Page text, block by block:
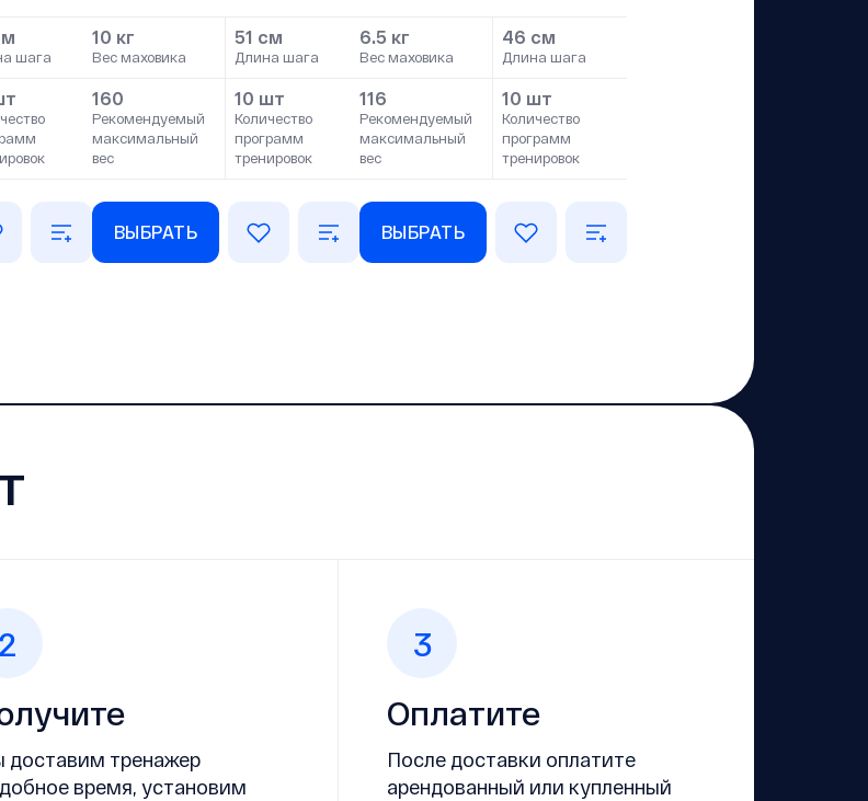
шага
10 кг
Вес маховика
51 см
Длина шага
160
Рекомендуемый
максимальный
вес
10 шт
Количество
программ
тренировок
ВЫБРАТЬ
6.5 кг
Вес маховика
46 см
Длина шага
116
Рекомендуемый
максимальный
вес
10 шт
Количество
программ
тренировок
ВЫБРАТЬ
2
тренажер
время, установим
3
Оплатите
После доставки оплатите
арендованный или купленный